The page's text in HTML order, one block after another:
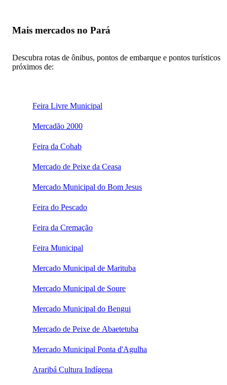
Mais mercados no Pará
Descubra rotas de ônibus, pontos de embarque e pontos turísticos
próximos de:
Feira Livre Municipal
Mercadão 2000
Feira da Cohab
Mercado de Peixe da Ceasa
Mercado Municipal do Bom Jesus
Feira do Pescado
Feira da Cremação
Feira Municipal
Mercado Municipal de Marituba
Mercado Municipal de Soure
Mercado Municipal do Bengui
Mercado de Peixe de Abaetetuba
Mercado Municipal Ponta d'Agulha
Araribá Cultura Indígena